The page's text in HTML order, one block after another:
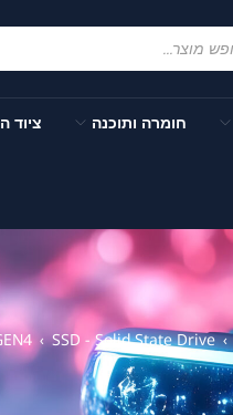
חומרה ותוכנה ציוד
›
SSD - Solid State Drive
›